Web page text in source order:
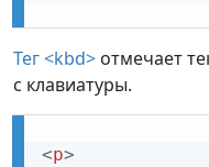
Тег <kbd> отмечает
с клавиатуры.
<p>